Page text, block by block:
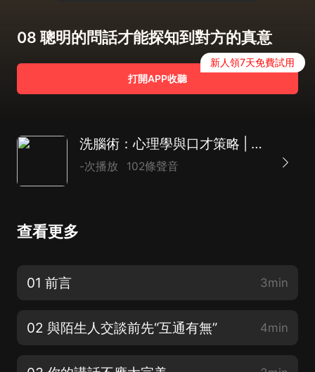
08 聰明的問話才能探知到對方的真意
打開APP收聽
新人領7天免費試用
洗腦術：心理學與口才策略 | 你能說服任何人 | 社會心理學 邏輯心理學 公關危機
-次播放 102條聲音
查看更多
01 前言 3min
02 與陌生人交談前先“互通有無” 4min